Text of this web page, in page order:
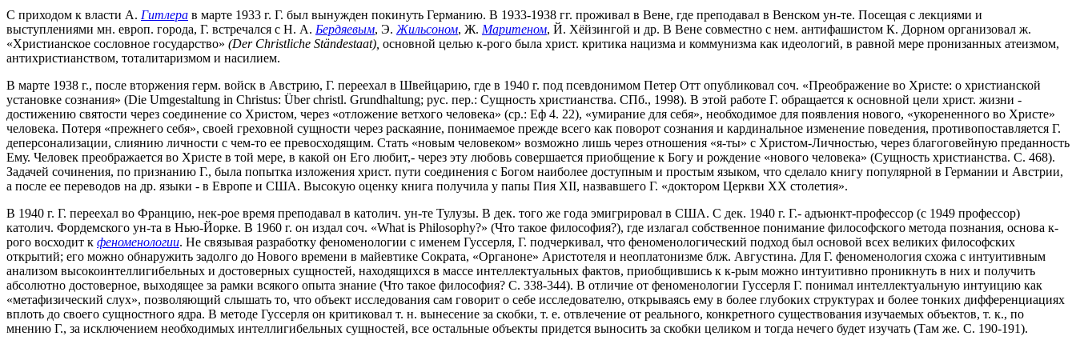
С приходом к власти А. Гитлера в марте 1933 г. Г. был вынужден покинуть Германию. В 1933-1938 гг. проживал в Вене, где преподавал в Венском ун-те. Посещая с лекциями и
выступлениями мн. европ. города, Г. встречался с Н. А. Бердяевым, Э. Жильсоном, Ж. Маритеном, Й. Хёйзингой и др. В Вене совместно с нем. антифашистом К. Дорном организовал ж.
«Христианское сословное государство» (Der Christliche Ständestaat), основной целью к-рого была христ. критика нацизма и коммунизма как идеологий, в равной мере пронизанных атеизмом,
антихристианством, тоталитаризмом и насилием.
В марте 1938 г., после вторжения герм. войск в Австрию, Г. переехал в Швейцарию, где в 1940 г. под псевдонимом Петер Отт опубликовал соч. «Преображение во Христе: о христианской
установке сознания» (Die Umgestaltung in Christus: Über christl. Grundhaltung; рус. пер.: Сущность христианства. СПб., 1998). В этой работе Г. обращается к основной цели христ. жизни -
достижению святости через соединение со Христом, через «отложение ветхого человека» (ср.: Еф 4. 22), «умирание для себя», необходимое для появления нового, «укорененного во Христе»
человека. Потеря «прежнего себя», своей греховной сущности через раскаяние, понимаемое прежде всего как поворот сознания и кардинальное изменение поведения, противопоставляется Г.
деперсонализации, слиянию личности с чем-то ее превосходящим. Стать «новым человеком» возможно лишь через отношения «я-ты» с Христом-Личностью, через благоговейную преданность
Ему. Человек преображается во Христе в той мере, в какой он Его любит,- через эту любовь совершается приобщение к Богу и рождение «нового человека» (Сущность христианства. С. 468).
Задачей сочинения, по признанию Г., была попытка изложения христ. пути соединения с Богом наиболее доступным и простым языком, что сделало книгу популярной в Германии и Австрии,
а после ее переводов на др. языки - в Европе и США. Высокую оценку книга получила у папы Пия XII, назвавшего Г. «доктором Церкви ХХ столетия».
В 1940 г. Г. переехал во Францию, нек-рое время преподавал в католич. ун-те Тулузы. В дек. того же года эмигрировал в США. С дек. 1940 г. Г.- адъюнкт-профессор (с 1949 профессор)
католич. Фордемского ун-та в Нью-Йорке. В 1960 г. он издал соч. «What is Philosophy?» (Что такое философия?), где излагал собственное понимание философского метода познания, основа к-
рого восходит к феноменологии. Не связывая разработку феноменологии с именем Гуссерля, Г. подчеркивал, что феноменологический подход был основой всех великих философских
открытий; его можно обнаружить задолго до Нового времени в майевтике Сократа, «Органоне» Аристотеля и неоплатонизме блж. Августина. Для Г. феноменология схожа с интуитивным
анализом высокоинтеллигибельных и достоверных сущностей, находящихся в массе интеллектуальных фактов, приобщившись к к-рым можно интуитивно проникнуть в них и получить
абсолютно достоверное, выходящее за рамки всякого опыта знание (Что такое философия? С. 338-344). В отличие от феноменологии Гуссерля Г. понимал интеллектуальную интуицию как
«метафизический слух», позволяющий слышать то, что объект исследования сам говорит о себе исследователю, открываясь ему в более глубоких структурах и более тонких дифференциациях
вплоть до своего сущностного ядра. В методе Гуссерля он критиковал т. н. вынесение за скобки, т. е. отвлечение от реального, конкретного существования изучаемых объектов, т. к., по
мнению Г., за исключением необходимых интеллигибельных сущностей, все остальные объекты придется выносить за скобки целиком и тогда нечего будет изучать (Там же. С. 190-191).